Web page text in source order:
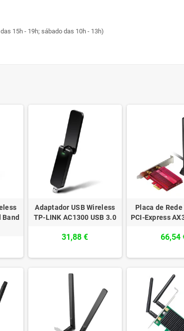
15h - 19h; sábado das 10h - 13h)
Band
Adaptador USB Wireless
TP-LINK AC1300 USB 3.0
31,88 €
Placa de
PCI-Express
66,54